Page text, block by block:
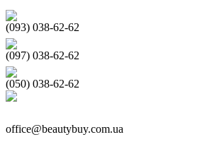
(093) 038-62-62
(097) 038-62-62
(050) 038-62-62
office@beautybuy.com.ua